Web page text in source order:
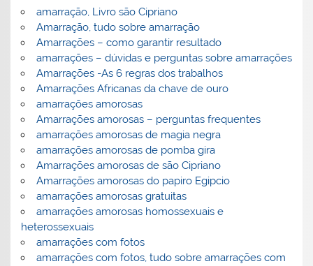
amarração, Livro são Cipriano
Amarração, tudo sobre amarração
Amarrações – como garantir resultado
amarrações – dúvidas e perguntas sobre amarrações
Amarrações -As 6 regras dos trabalhos
Amarrações Africanas da chave de ouro
amarrações amorosas
Amarrações amorosas – perguntas frequentes
amarrações amorosas de magia negra
amarrações amorosas de pomba gira
Amarrações amorosas de são Cipriano
Amarrações amorosas do papiro Egipcio
amarrações amorosas gratuitas
amarrações amorosas homossexuais e
heterossexuais
amarrações com fotos
amarrações com fotos, tudo sobre amarrações com